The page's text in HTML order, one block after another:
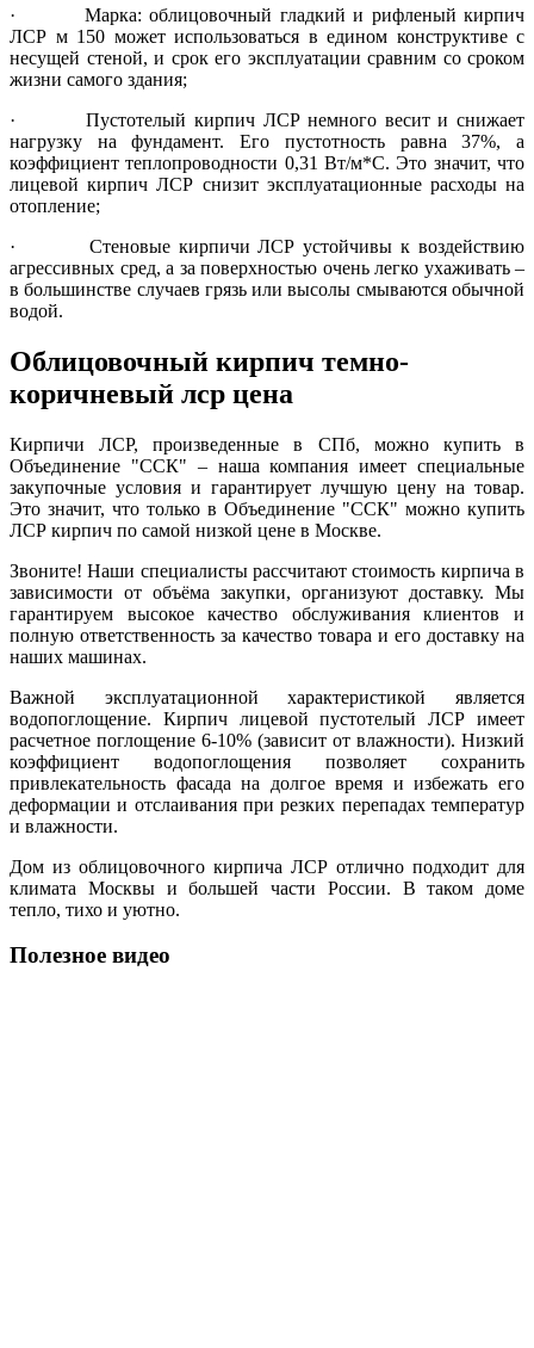
· Марка: облицовочный гладкий и рифленый кирпич
ЛСР м 150 может использоваться в едином конструктиве с
несущей стеной, и срок его эксплуатации сравним со сроком
жизни самого здания;
· Пустотелый кирпич ЛСР немного весит и снижает
нагрузку на фундамент. Его пустотность равна 37%, а
коэффициент теплопроводности 0,31 Вт/м*С. Это значит, что
лицевой кирпич ЛСР снизит эксплуатационные расходы на
отопление;
· Стеновые кирпичи ЛСР устойчивы к воздействию
агрессивных сред, а за поверхностью очень легко ухаживать –
в большинстве случаев грязь или высолы смываются обычной
водой.
Облицовочный кирпич темно-
коричневый лср цена
Кирпичи ЛСР, произведенные в СПб, можно купить в
Объединение "ССК" – наша компания имеет специальные
закупочные условия и гарантирует лучшую цену на товар.
Это значит, что только в Объединение "ССК" можно купить
ЛСР кирпич по самой низкой цене в Москве.
Звоните! Наши специалисты рассчитают стоимость кирпича в
зависимости от объёма закупки, организуют доставку. Мы
гарантируем высокое качество обслуживания клиентов и
полную ответственность за качество товара и его доставку на
наших машинах.
Важной эксплуатационной характеристикой является
водопоглощение. Кирпич лицевой пустотелый ЛСР имеет
расчетное поглощение 6-10% (зависит от влажности). Низкий
коэффициент водопоглощения позволяет сохранить
привлекательность фасада на долгое время и избежать его
деформации и отслаивания при резких перепадах температур
и влажности.
Дом из облицовочного кирпича ЛСР отлично подходит для
климата Москвы и большей части России. В таком доме
тепло, тихо и уютно.
Полезное видео